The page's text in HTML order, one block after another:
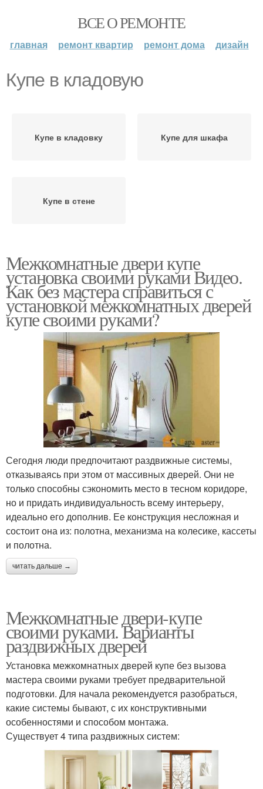
ВСЕ О РЕМОНТЕ
главная ремонт квартир ремонт дома дизайн
Купе в кладовую
Купе в кладовку Купе для шкафа
Купе в стене
Межкомнатные двери купе
установка своими руками Видео.
Как без мастера справиться с
установкой межкомнатных дверей
купе своими руками?
Сегодня люди предпочитают раздвижные системы,
отказываясь при этом от массивных дверей. Они не
только способны сэкономить место в тесном коридоре,
но и придать индивидуальность всему интерьеру,
идеально его дополнив. Ее конструкция несложная и
состоит она из: полотна, механизма на колесике, кассеты
и полотна.
читать дальше →
Межкомнатные двери-купе
своими руками. Варианты
раздвижных дверей
Установка межкомнатных дверей купе без вызова
мастера своими руками требует предварительной
подготовки. Для начала рекомендуется разобраться,
какие системы бывают, с их конструктивными
особенностями и способом монтажа.
Существует 4 типа раздвижных систем: